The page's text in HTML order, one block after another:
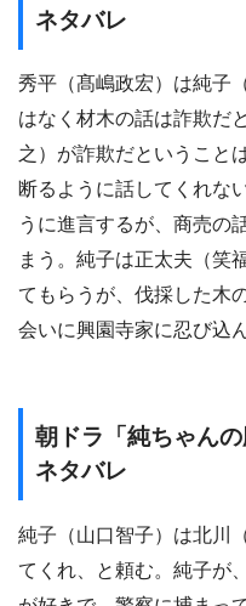
ネタバレ
秀平（髙嶋政宏）は純子
はなく材木の話は詐欺だ
之）が詐欺だということ
断るように話してくれな
うに進言するが、商売の
まう。純子は正太夫（笑
てもらうが、伐採した木
会いに興園寺家に忍び込
朝ドラ「純ちゃん
ネタバレ
純子（山口智子）は北川
てくれ、と頼む。純子が